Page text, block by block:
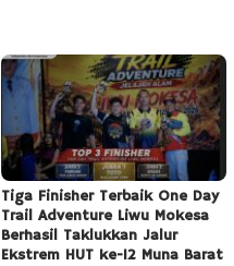
Tiga Finisher Terbaik One Day
Trail Adventure Liwu Mokesa
Berhasil Taklukkan Jalur
Ekstrem HUT ke-12 Muna Barat